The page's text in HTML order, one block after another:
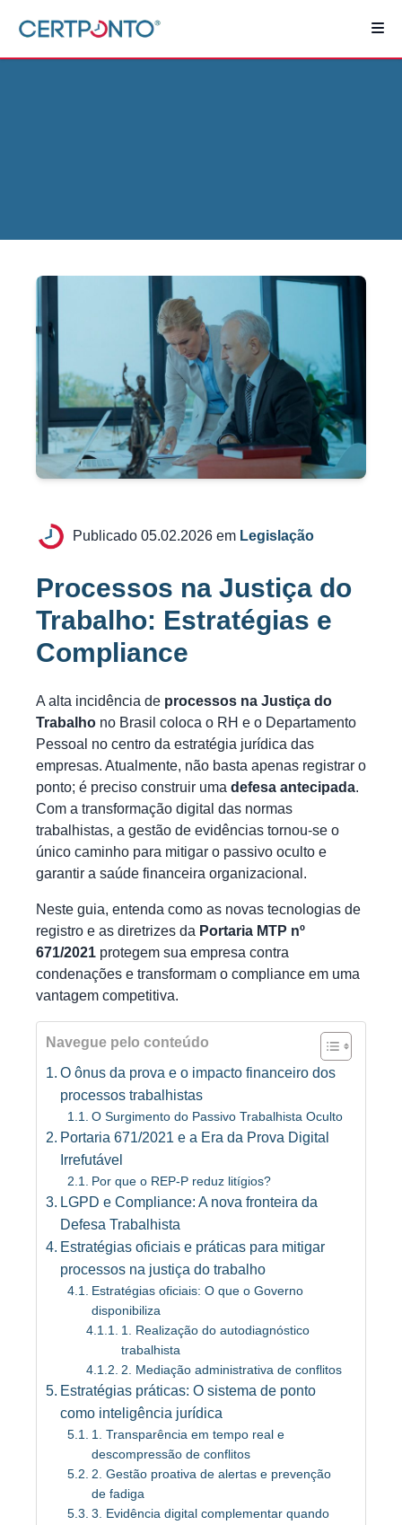
Publicado 05.02.2026 em Legislação
Processos na Justiça do
Trabalho: Estratégias e
Compliance
A alta incidência de processos na Justiça do
Trabalho no Brasil coloca o RH e o Departamento
Pessoal no centro da estratégia jurídica das
empresas. Atualmente, não basta apenas registrar o
ponto; é preciso construir uma defesa antecipada.
Com a transformação digital das normas
trabalhistas, a gestão de evidências tornou-se o
único caminho para mitigar o passivo oculto e
garantir a saúde financeira organizacional.
Neste guia, entenda como as novas tecnologias de
registro e as diretrizes da Portaria MTP nº
671/2021 protegem sua empresa contra
condenações e transformam o compliance em uma
vantagem competitiva.
Navegue pelo conteúdo
O ônus da prova e o impacto financeiro dos
processos trabalhistas
O Surgimento do Passivo Trabalhista Oculto
Portaria 671/2021 e a Era da Prova Digital
Irrefutável
Por que o REP-P reduz litígios?
LGPD e Compliance: A nova fronteira da
Defesa Trabalhista
Estratégias oficiais e práticas para mitigar
processos na justiça do trabalho
Estratégias oficiais: O que o Governo
disponibiliza
1. Realização do autodiagnóstico
trabalhista
2. Mediação administrativa de conflitos
Estratégias práticas: O sistema de ponto
como inteligência jurídica
1. Transparência em tempo real e
descompressão de conflitos
2. Gestão proativa de alertas e prevenção
de fadiga
3. Evidência digital complementar quando